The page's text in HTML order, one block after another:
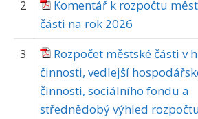
2
Komentář k rozpočtu
části na rok 2026
3
Rozpočet městské části v
činnosti, vedlejší
činnosti, sociálního fondu a
střednědobý výhled